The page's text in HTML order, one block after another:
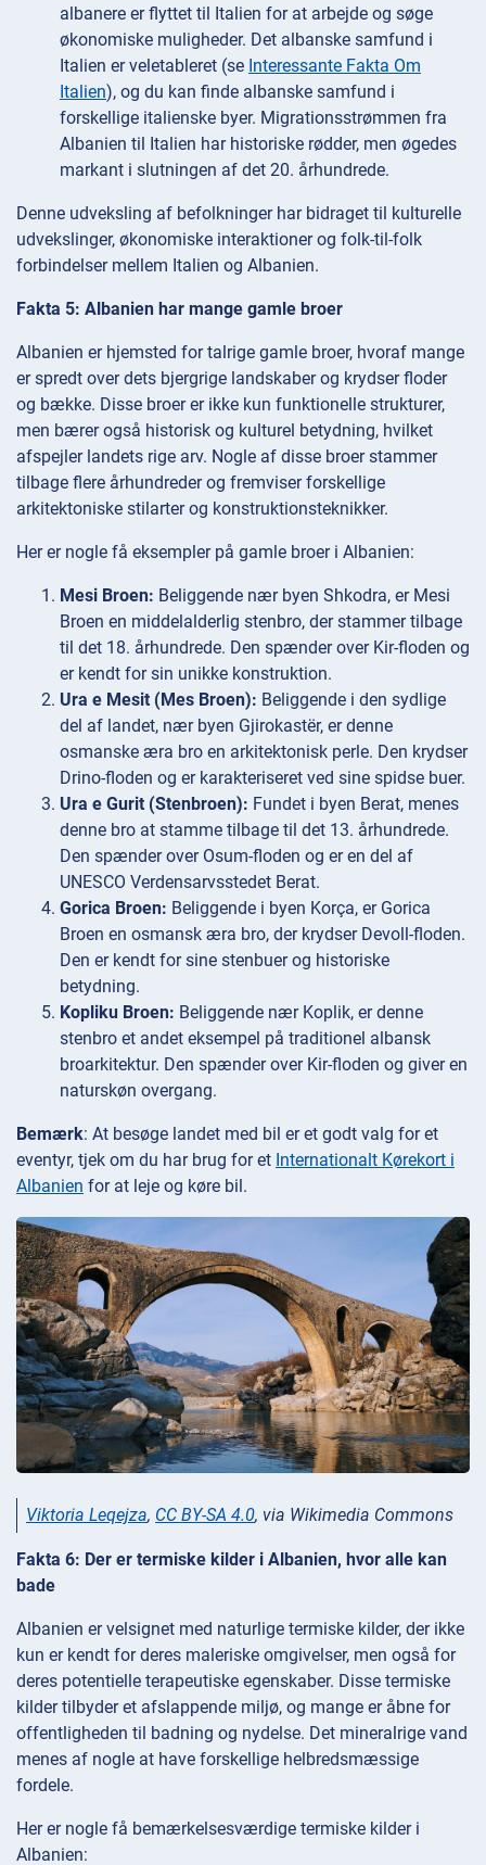
albanere er flyttet til Italien for at arbejde og søge
økonomiske muligheder. Det albanske samfund i
Italien er veletableret (se Interessante Fakta Om
Italien), og du kan finde albanske samfund i
forskellige italienske byer. Migrationsstrømmen fra
Albanien til Italien har historiske rødder, men øgedes
markant i slutningen af det 20. århundrede.
Denne udveksling af befolkninger har bidraget til kulturelle
udvekslinger, økonomiske interaktioner og folk-til-folk
forbindelser mellem Italien og Albanien.
Fakta 5: Albanien har mange gamle broer
Albanien er hjemsted for talrige gamle broer, hvoraf mange
er spredt over dets bjergrige landskaber og krydser floder
og bække. Disse broer er ikke kun funktionelle strukturer,
men bærer også historisk og kulturel betydning, hvilket
afspejler landets rige arv. Nogle af disse broer stammer
tilbage flere århundreder og fremviser forskellige
arkitektoniske stilarter og konstruktionsteknikker.
Her er nogle få eksempler på gamle broer i Albanien:
Mesi Broen: Beliggende nær byen Shkodra, er Mesi
Broen en middelalderlig stenbro, der stammer tilbage
til det 18. århundrede. Den spænder over Kir-floden og
er kendt for sin unikke konstruktion.
Ura e Mesit (Mes Broen): Beliggende i den sydlige
del af landet, nær byen Gjirokastër, er denne
osmanske æra bro en arkitektonisk perle. Den krydser
Drino-floden og er karakteriseret ved sine spidse buer.
Ura e Gurit (Stenbroen): Fundet i byen Berat, menes
denne bro at stamme tilbage til det 13. århundrede.
Den spænder over Osum-floden og er en del af
UNESCO Verdensarvsstedet Berat.
Gorica Broen: Beliggende i byen Korça, er Gorica
Broen en osmansk æra bro, der krydser Devoll-floden.
Den er kendt for sine stenbuer og historiske
betydning.
Kopliku Broen: Beliggende nær Koplik, er denne
stenbro et andet eksempel på traditionel albansk
broarkitektur. Den spænder over Kir-floden og giver en
naturskøn overgang.
Bemærk: At besøge landet med bil er et godt valg for et
eventyr, tjek om du har brug for et Internationalt Kørekort i
Albanien for at leje og køre bil.
Viktoria Leqejza, CC BY-SA 4.0, via Wikimedia Commons
Fakta 6: Der er termiske kilder i Albanien, hvor alle kan
bade
Albanien er velsignet med naturlige termiske kilder, der ikke
kun er kendt for deres maleriske omgivelser, men også for
deres potentielle terapeutiske egenskaber. Disse termiske
kilder tilbyder et afslappende miljø, og mange er åbne for
offentligheden til badning og nydelse. Det mineralrige vand
menes af nogle at have forskellige helbredsmæssige
fordele.
Her er nogle få bemærkelsesværdige termiske kilder i
Albanien: